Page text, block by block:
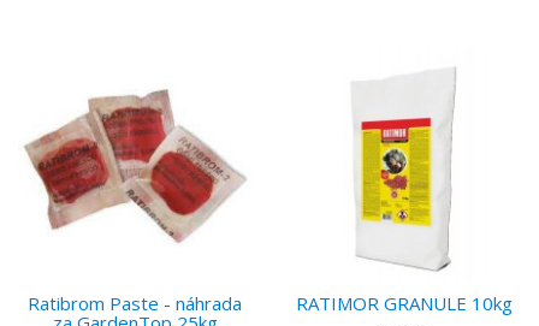
Ratibrom Paste - náhrada
RATIMOR GRANULE 10kg